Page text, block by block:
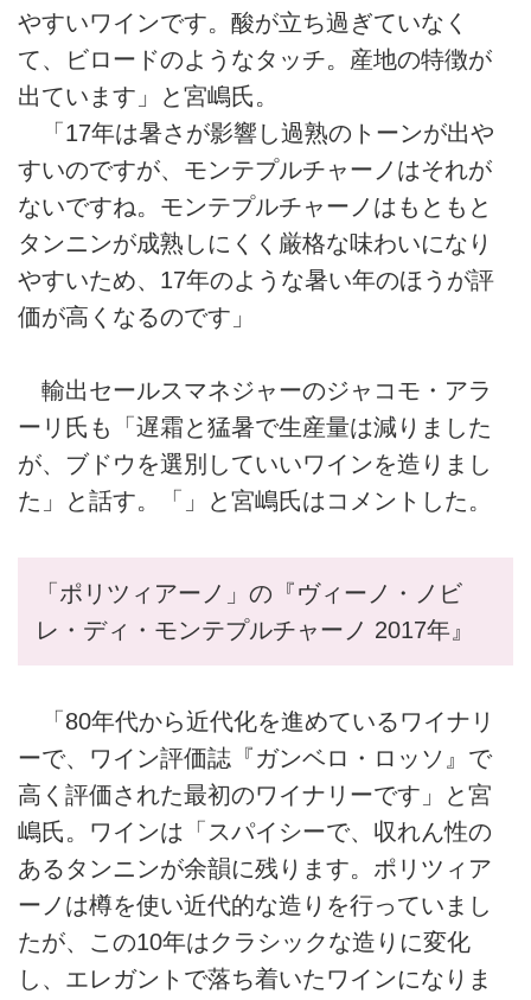
やすいワインです。酸が立ち過ぎていなく
て、ビロードのようなタッチ。産地の特徴が
出ています」と宮嶋氏。
「17年は暑さが影響し過熟のトーンが出や
すいのですが、モンテプルチャーノはそれが
ないですね。モンテプルチャーノはもともと
タンニンが成熟しにくく厳格な味わいになり
やすいため、17年のような暑い年のほうが評
価が高くなるのです」
輸出セールスマネジャーのジャコモ・アラ
ーリ氏も「遅霜と猛暑で生産量は減りました
が、ブドウを選別していいワインを造りまし
た」と話す。「」と宮嶋氏はコメントした。
「ポリツィアーノ」の『ヴィーノ・ノビ
レ・ディ・モンテプルチャーノ 2017年』
「80年代から近代化を進めているワイナリ
ーで、ワイン評価誌『ガンベロ・ロッソ』で
高く評価された最初のワイナリーです」と宮
嶋氏。ワインは「スパイシーで、収れん性の
あるタンニンが余韻に残ります。ポリツィア
ーノは樽を使い近代的な造りを行っていまし
たが、この10年はクラシックな造りに変化
し、エレガントで落ち着いたワインになりま